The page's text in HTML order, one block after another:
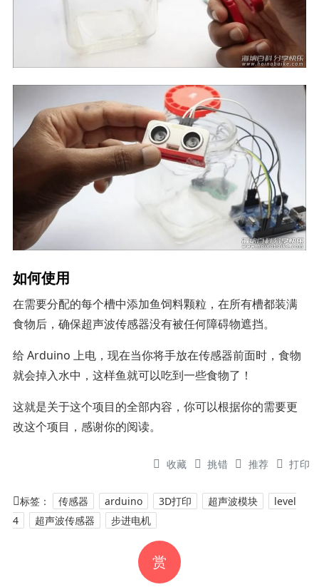
如何使用
在需要分配的每个槽中添加鱼饲料颗粒，在所有槽都装满
食物后，确保超声波传感器没有被任何障碍物遮挡。
给 Arduino 上电，现在当你将手放在传感器前面时，食物
就会掉入水中，这样鱼就可以吃到一些食物了！
这就是关于这个项目的全部内容，你可以根据你的需要更
改这个项目，感谢你的阅读。
收藏 挑错 推荐 打印
标签： 传感器 arduino 3D打印 超声波模块
level
4
超声波传感器 步进电机
赏